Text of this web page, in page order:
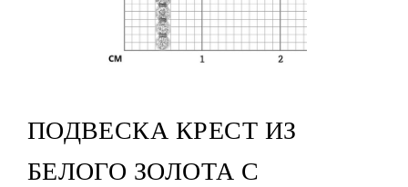
ПОДВЕСКА КРЕСТ ИЗ
БЕЛОГО ЗОЛОТА С